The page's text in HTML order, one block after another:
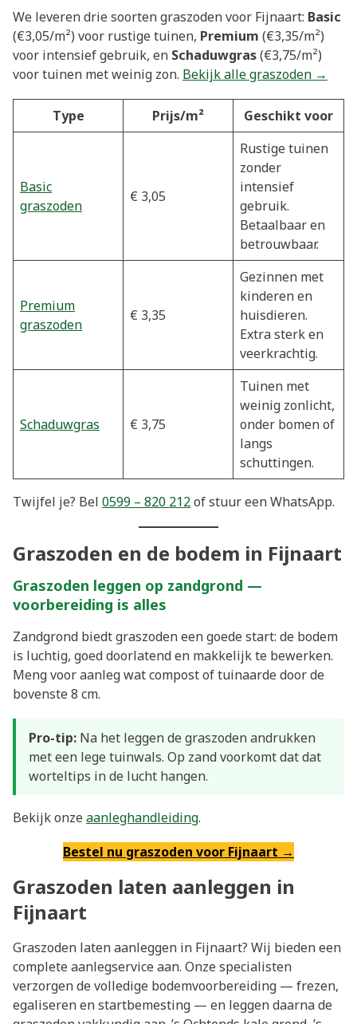
We leveren drie soorten graszoden voor Fijnaart: Basic
(€3,05/m²) voor rustige tuinen, Premium (€3,35/m²)
voor intensief gebruik, en Schaduwgras(€3,75/m²)
voor tuinen met weinig zon. Bekijk alle graszoden →
Type Prijs/m² Geschikt voor
Basic
graszoden
€ 3,05
Rustige tuinen
zonder
intensief
gebruik.
Betaalbaar en
betrouwbaar.
Premium
graszoden
€ 3,35
Gezinnen met
kinderen en
huisdieren.
Extra sterk en
veerkrachtig.
Schaduwgras € 3,75
Tuinen met
weinig zonlicht,
onder bomen of
langs
schuttingen.
Twijfel je? Bel 0599 – 820 212of stuur een WhatsApp.
Graszoden en de bodem in Fijnaart
Graszoden leggen op zandgrond —
voorbereiding is alles
Zandgrond biedt graszoden een goede start: de bodem
is luchtig, goed doorlatend en makkelijk te bewerken.
Meng voor aanleg wat compost of tuinaarde door de
bovenste 8 cm.
Pro-tip: Na het leggen de graszoden andrukken
met een lege tuinwals. Op zand voorkomt dat dat
worteltips in de lucht hangen.
Bekijk onzeaanleghandleiding.
Bestel nu graszoden voor Fijnaart →
Graszoden laten aanleggen in
Fijnaart
Graszoden laten aanleggen in Fijnaart? Wij bieden een
complete aanlegservice aan. Onze specialisten
verzorgen de volledige bodemvoorbereiding — frezen,
egaliseren en startbemesting — en leggen daarna de